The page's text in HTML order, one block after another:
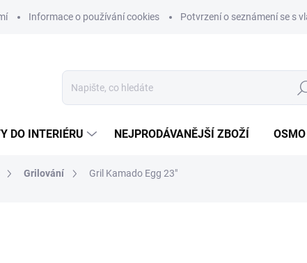
Informace o používání cookies Potvrzení o seznámení se s
DO INTERIÉRU NEJPRODÁVANĚJŠÍ ZBOŽÍ
Grilování Gril Kamado Egg 23"